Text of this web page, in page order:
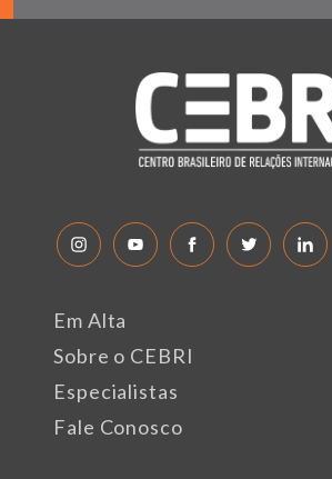
Em Alta
Sobre o CEBRI
Especialistas
Fale Conosco